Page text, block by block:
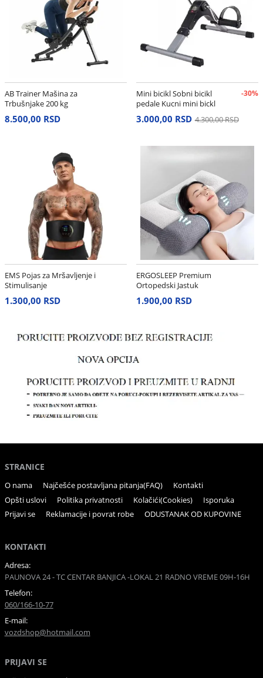
AB Trainer Mašina za
Trbušnjake 200 kg
8.500,00 RSD
Mini bicikl Sobni bicikl
pedale Kucni mini bickl
-30%
3.000,00 RSD 4.300,00 RSD
EMS Pojas za Mršavljenje i
Stimulisanje
1.300,00 RSD
ERGOSLEEP Premium
Ortopedski Jastuk
1.900,00 RSD
STRANICE
O nama Najčešće postavljana pitanja(FAQ)
Kontakti
Opšti uslovi
Politika privatnosti Kolačići(Cookies)
Isporuka
Prijavi se
Reklamacije i povrat robe ODUSTANAK OD KUPOVINE
KONTAKTI
Adresa:
PAUNOVA 24 - TC CENTAR BANJICA -LOKAL 21 RADNO VREME 09H-16H
Telefon:
060/166-10-77
E-mail:
vozdshop@hotmail.com
PRIJAVI SE